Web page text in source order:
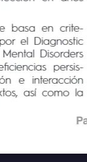
en crite-
el Diagnostic
Disorders
persis-
e
interacción
así como la